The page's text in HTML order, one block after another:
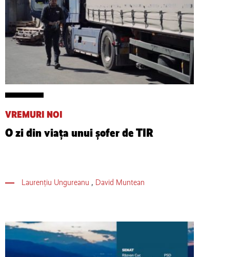
VREMURI NOI
O zi din viaţa unui şofer de TIR
Laurențiu Ungureanu , David Muntean